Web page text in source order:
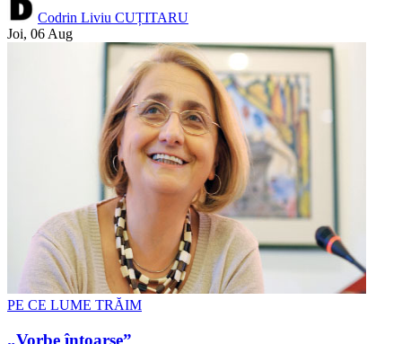
Codrin Liviu CUȚITARU
Joi, 06 Aug
PE CE LUME TRĂIM
„Vorbe întoarse”